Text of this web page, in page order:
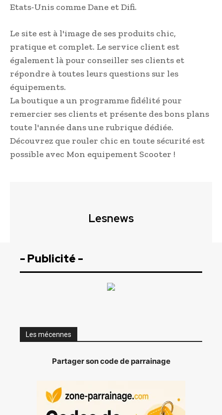
Etats-Unis comme Dane et Difi.
Le site est à l'image de ses produits chic,
pratique et complet. Le service client est
également là pour conseiller ses clients et
répondre à toutes leurs questions sur les
équipements.
La boutique a un programme fidélité pour
remercier ses clients et présente des bons plans
toute l'année dans une rubrique dédiée.
Découvrez que rouler chic en toute sécurité est
possible avec Mon equipement Scooter !
Lesnews
- Publicité -
Les mécennes
Partager son code de parrainage